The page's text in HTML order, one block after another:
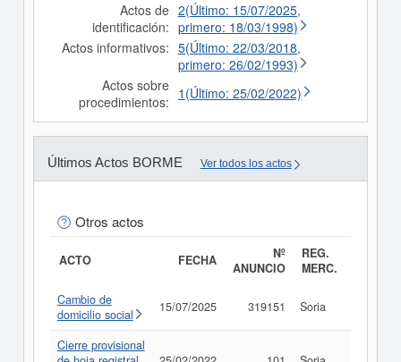
Actos de
identificación:
2(Último: 15/07/2025,
primero: 18/03/1998)
Actos informativos: 5(Último: 22/03/2018,
primero: 26/02/1993)
Actos sobre
procedimientos: 1(Último: 25/02/2022)
Últimos Actos BORME Ver todos los actos
Otros actos
ACTO FECHA
Nº
ANUNCIO
REG.
MERC.
Cambio de
domicilio social
15/07/2025 319151 Soria
Cierre provisional